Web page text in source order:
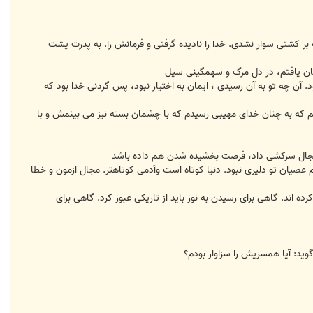
کشتی سوار نشدی. خدا را ناديده گرفتی و فرمانش را. به پدرت پشت
يافتم، در دل مرگ و سهمگينی سيل
چه تو به آن رسيدی ، ايمان به اختيار نبود، پس گردنی خدا بود که
که به چنان خدای مهيبی رسيدم که با چشمان بسته نيز می بينمش و با
سرکشی داد، فرصت بخشيده شدن هم داده باشد
تو دليری نبود. دنيا کوتاه است وآدمی کوتاهتر. مجال ازمون و خطا
گاهی برای رسيدن به نور بايد از تاريکی عبور کرد. گاهی برای
آیا همسريش را سزاوار بودم؟